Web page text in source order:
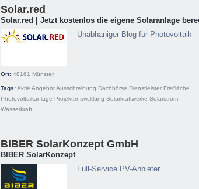
Solar.red
Solar.red | Jetzt kostenlos die eigene Solaranlage
Unabhäniger Blog für Photovoltaik
Ort: 48161 Münster
Tags:Aktie AngebotAusschreibung Dachbörse Dienstleister Freifläche
Photovoltaikanlage Projektentwicklung Solarkraftwerke Solarstrom
Wasserkraft
BIBER SolarKonzept GmbH
BIBER SolarKonzept
Full-Service PV-Anbieter